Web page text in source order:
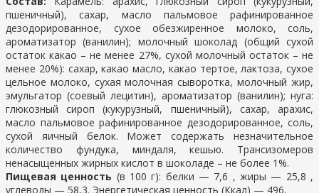
пшеничный), сахар, масло пальмовое рафинированное
дезодорированное, сухое обезжиренное молоко, соль,
ароматизатор (ванилин); молочный шоколад (общий сухой
остаток какао – не менее 27%, сухой молочный остаток – не
менее 20%): сахар, какао масло, какао тертое, лактоза, сухое
цельное молоко, сухая молочная сыворотка, молочный жир,
эмульгатор (соевый лецитин), ароматизатор (ванилин); нуга:
глюкозный сироп (кукурузный, пшеничный), сахар, арахис,
масло пальмовое рафинированное дезодорированное, соль,
сухой яичный белок. Может содержать незначительное
количество фундука, миндаля, кешью. Трансизомеров
ненасыщенных жирных кислот в шоколаде – не более 1%.
Пищевая ценность (в 100 г): белки — 7,6 , жиры — 25,8 ,
углеводы — 58,3. Энергетическая ценность (Ккал) — 496.